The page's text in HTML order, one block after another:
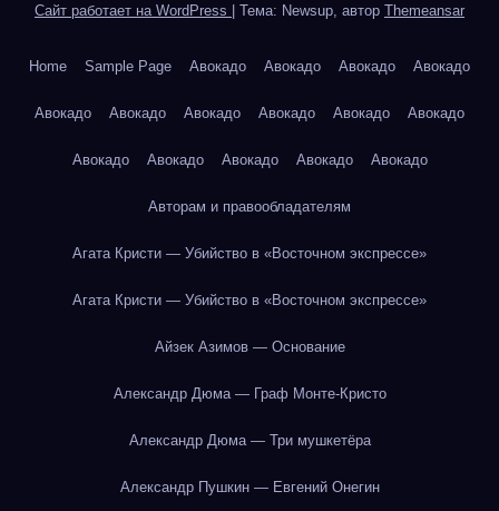
Сайт работает на WordPress Тема: Newsup, автор Themeansar
Home Sample Page Авокадо Авокадо Авокадо Авокадо
Авокадо Авокадо Авокадо Авокадо Авокадо Авокадо
Авокадо Авокадо Авокадо Авокадо Авокадо
Авторам и правообладателям
Агата Кристи — Убийство в «Восточном экспрессе»
Агата Кристи — Убийство в «Восточном экспрессе»
Айзек Азимов — Основание
Александр Дюма — Граф Монте-Кристо
Александр Дюма — Три мушкетёра
Александр Пушкин — Евгений Онегин